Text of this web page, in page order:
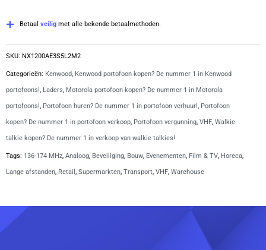
met
22M2
NX1200AE3S5L2M2
aantal
Betaal veilig met alle bekende betaalmethoden.
SKU: NX1200AE3S5L2M2
Categorieën: Kenwood, Kenwood portofoon kopen? De nummer 1 in Kenwood
portofoons!, Laders, Motorola portofoon kopen? De nummer 1 in Motorola
portofoons!, Portofoon huren? De nummer 1 in portofoon verhuur!, Portofoon
kopen? De nummer 1 in portofoon verkoop, Portofoon vergunning, VHF, Walkie
talkie kopen? De nummer 1 in verkoop van walkie talkies!
Tags: 136-174 MHz, Analoog, Beveiliging, Bouw, Evenementen, Film & TV, Horeca,
Lange afstanden, Retail , Supermarkten, Transport, VHF, Warehouse